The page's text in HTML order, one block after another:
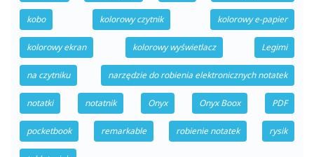
kobo kolorowy czytnik kolorowy e-papier
kolorowy ekran kolorowy wyświetlacz Legimi
na czytniku narzędzie do robienia elektronicznych notatek
notatki notatnik Onyx Onyx Boox PDF
pocketbook remarkable robienie notatek rysik